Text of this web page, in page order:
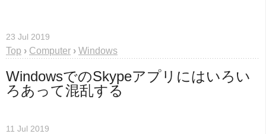
23 Jul 2019
Top › Computer › Windows
WindowsでのSkypeアプリにはいろい
ろあって混乱する
11 Jul 2019